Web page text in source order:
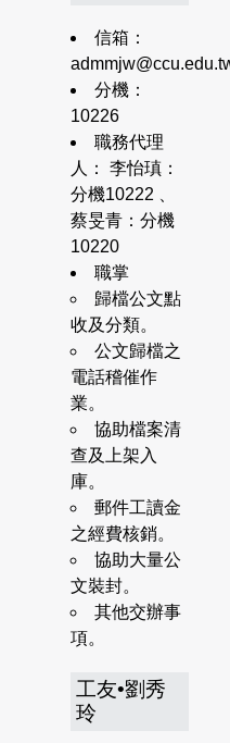
信箱：
分機：
10226
職務代理
人： 李怡瑱：
分機10222 、
蔡旻青：分機
10220
職掌
歸檔公文點
收及分類。
公文歸檔之
電話稽催作
業。
協助檔案清
查及上架入
庫。
郵件工讀金
之經費核銷。
協助大量公
文裝封。
其他交辦事
項。
工友•劉秀
玲